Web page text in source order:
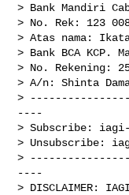
> Bank Mandiri
> No. Rek: 123
> Atas nama:
> Bank BCA KCP.
> No. Rekening:
> A/n: Shinta
>
----
> Subscribe:
> Unsubscribe:
>
----
> DISCLAIMER: